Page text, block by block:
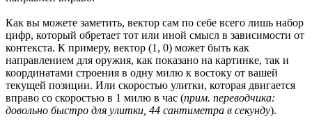
Как вы можете заметить, вектор сам по себе всего лишь набор
цифр, который обретает тот или иной смысл в зависимости от
контекста. К примеру, вектор (1, 0) может быть как
направлением для оружия, как показано на картинке, так и
координатами строения в одну милю к востоку от вашей
текущей позиции. Или скоростью улитки, которая двигается
вправо со скоростью в 1 милю в час (прим. переводчика:
довольно быстро для улитки, 44 сантиметра в секунду).